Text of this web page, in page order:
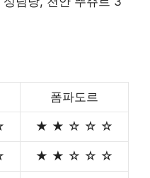
폼파도르
★ ★ ☆ ☆ ☆
★ ★ ☆ ☆ ☆